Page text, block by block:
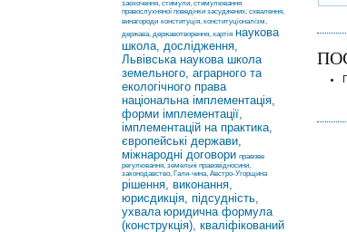
заохочення, стимули, стимулювання
правослухняної поведінки засуджених, схвалення,
винагороди конституція, конституціоналізм,
держава, державотворення, хартія наукова
школа, дослідження,
Львівська наукова школа
земельного, аграрного та
екологічного права
національна імплементація,
форми імплементації,
імплементацій на практика,
європейські держави,
міжнародні договори правове
регулювання, земельні правовідносини,
законодавство, Гали-чина, Австро-Угорщина
рішення, виконання,
юрисдикція, підсудність,
ухвала юридична формула
(конструкція), кваліфікований